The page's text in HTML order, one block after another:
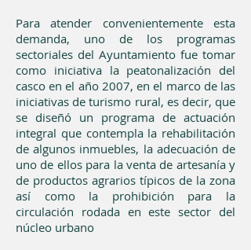
Para atender convenientemente esta
demanda, uno de los programas
sectoriales del Ayuntamiento fue tomar
como iniciativa la peatonalización del
casco en el año 2007, en el marco de las
iniciativas de turismo rural, es decir, que
se diseñó un programa de actuación
integral que contempla la rehabilitación
de algunos inmuebles, la adecuación de
uno de ellos para la venta de artesanía y
de productos agrarios típicos de la zona
así como la prohibición para la
circulación rodada en este sector del
núcleo urbano